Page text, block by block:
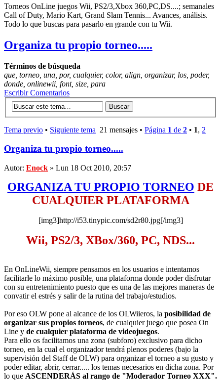
Torneos OnLine juegos Wii, PS2/3,Xbox 360,PC,DS....; semanales
Call of Duty, Mario Kart, Grand Slam Tennis... Avances, análisis.
Todo lo que buscas para pasarlo en grande con tu Wii.
Organiza tu propio torneo.....
Términos de búsqueda
que, torneo, una, por, cualquier, color, align, organizar, los, poder,
donde, onlinewii, font, size, para
Escribir Comentarios
Tema previo • Siguiente tema 21 mensajes • Página 1 de 2 • 1, 2
Organiza tu propio torneo.....
Autor: Enock » Lun 18 Oct 2010, 20:57
ORGANIZA TU PROPIO TORNEO DE
CUALQUIER PLATAFORMA
[img3]http://i53.tinypic.com/sd2r80.jpg[/img3]
Wii, PS2/3, XBox/360, PC, NDS...
En OnLineWii, siempre pensamos en los usuarios e intentamos
facilitarle lo máximo posible, una plataforma donde poder disfrutar
con su entretenimiento puesto que es una de las mejores maneras de
convatir el estrés y salir de la rutina del trabajo/estudios.
Por eso OLW pone al alcance de los OLWiieros, la posibilidad de
organizar sus propios torneos, de cualquier juego que posea On
Line y de cualquier plataforma de videojuegos.
Para ello os facilitamos una zona (subforo) exclusivo para dicho
torneo, en la cual el organizador tendrá plenos poderes (bajo la
supervisión del Staff de OLW) para organizar el torneo a su gusto y
poder editar, abrir, cerrar..... los temas necesarios en dicha zona. Por
lo que ASCENDERÁS al rango de "Moderador Torneo XXX".